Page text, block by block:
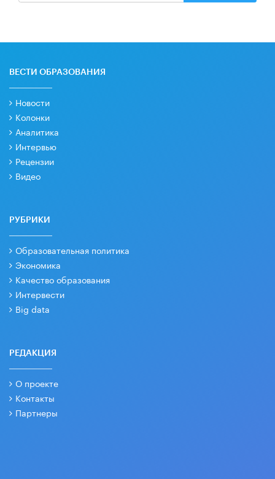
ВЕСТИ ОБРАЗОВАНИЯ
Новости
Колонки
Аналитика
Интервью
Рецензии
Видео
РУБРИКИ
Образовательная политика
Экономика
Качество образования
Интервести
Big data
РЕДАКЦИЯ
О проекте
Контакты
Партнеры